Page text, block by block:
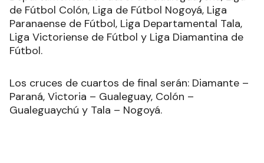
de Fútbol Colón, Liga de Fútbol Nogoyá, Liga
Paranaense de Fútbol, Liga Departamental Tala,
Liga Victoriense de Fútbol y Liga Diamantina de
Fútbol.
Los cruces de cuartos de final serán: Diamante –
Paraná, Victoria – Gualeguay, Colón –
Gualeguaychú y Tala – Nogoyá.